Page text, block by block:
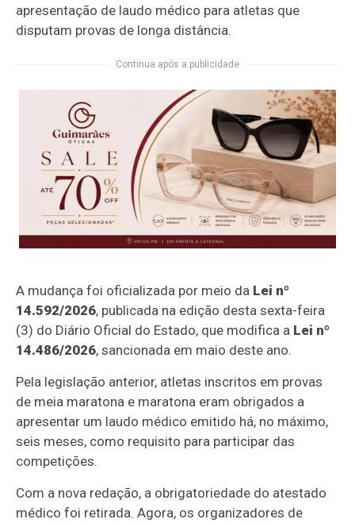
apresentação de laudo médico para atletas que
disputam provas de longa distância.
Continua após a publicidade
A mudança foi oficializada por meio da Lei nº
14.592/2026, publicada na edição desta sexta-feira
(3) do Diário Oficial do Estado, que modifica a Lei nº
14.486/2026, sancionada em maio deste ano.
Pela legislação anterior, atletas inscritos em provas
de meia maratona e maratona eram obrigados a
apresentar um laudo médico emitido há, no máximo,
seis meses, como requisito para participar das
competições.
Com a nova redação, a obrigatoriedade do atestado
médico foi retirada. Agora, os organizadores de